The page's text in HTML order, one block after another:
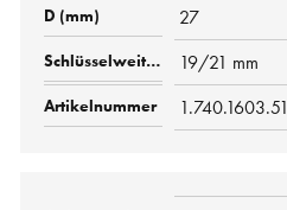
27
19/21 mm
1.740.1603.51